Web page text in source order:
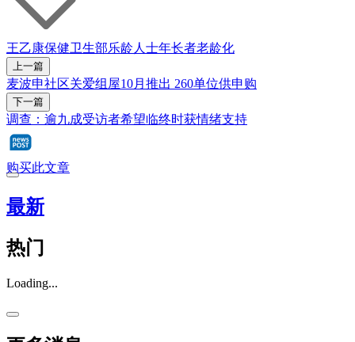
王乙康保健卫生部乐龄人士年长者老龄化
上一篇
麦波申社区关爱组屋10月推出 260单位供申购
下一篇
调查：逾九成受访者希望临终时获情绪支持
购买此文章
最新
热门
Loading...